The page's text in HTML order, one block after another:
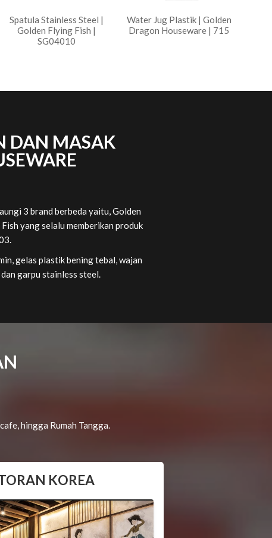
Spatula Stainless Steel |
Golden Flying Fish |
SG04010
Water Jug Plastik | Golden
Dragon Houseware | 715
DAN MASAK
3 brand berbeda yaitu, Golden
yang selalu memberikan produk
gelas plastik bening tebal, wajan
garpu stainless steel.
hingga Rumah Tangga.
KOREA